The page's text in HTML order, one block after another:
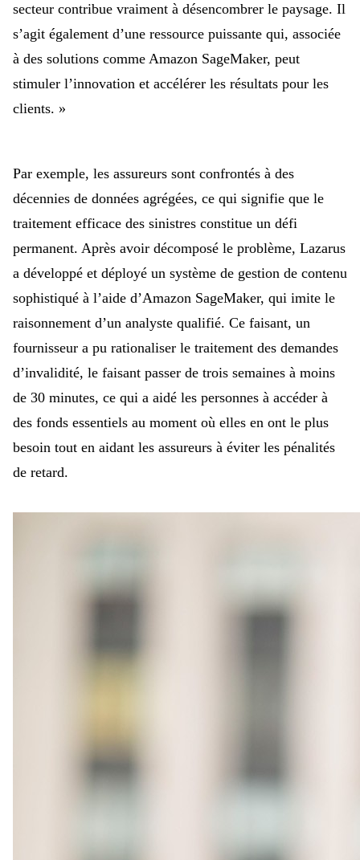
secteur contribue vraiment à désencombrer le paysage. Il
s’agit également d’une ressource puissante qui, associée
à des solutions comme Amazon SageMaker, peut
stimuler l’innovation et accélérer les résultats pour les
clients. »
Par exemple, les assureurs sont confrontés à des
décennies de données agrégées, ce qui signifie que le
traitement efficace des sinistres constitue un défi
permanent. Après avoir décomposé le problème, Lazarus
a développé et déployé un système de gestion de contenu
sophistiqué à l’aide d’Amazon SageMaker, qui imite le
raisonnement d’un analyste qualifié. Ce faisant, un
fournisseur a pu rationaliser le traitement des demandes
d’invalidité, le faisant passer de trois semaines à moins
de 30 minutes, ce qui a aidé les personnes à accéder à
des fonds essentiels au moment où elles en ont le plus
besoin tout en aidant les assureurs à éviter les pénalités
de retard.